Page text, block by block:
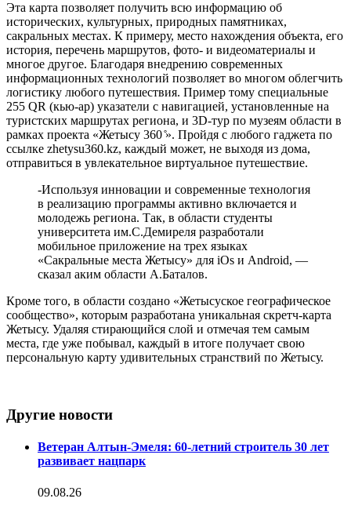
Эта карта позволяет получить всю информацию об
исторических, культурных, природных памятниках,
сакральных местах. К примеру, место нахождения объекта, его
история, перечень маршрутов, фото- и видеоматериалы и
многое другое. Благодаря внедрению современных
информационных технологий позволяет во многом облегчить
логистику любого путешествия. Пример тому специальные
255 QR (кью-ар) указатели с навигацией, установленные на
туристских маршрутах региона, и 3D-тур по музеям области в
рамках проекта «Жетысу 360 ̊». Пройдя с любого гаджета по
ссылке zhetysu360.kz, каждый может, не выходя из дома,
отправиться в увлекательное виртуальное путешествие.
-Используя инновации и современные технология
в реализацию программы активно включается и
молодежь региона. Так, в области студенты
университета им.С.Демиреля разработали
мобильное приложение на трех языках
«Сакральные места Жетысу» для iOs и Android, —
сказал аким области А.Баталов.
Кроме того, в области создано «Жетысуское географическое
сообщество», которым разработана уникальная скретч-карта
Жетысу. Удаляя стирающийся слой и отмечая тем самым
места, где уже побывал, каждый в итоге получает свою
персональную карту удивительных странствий по Жетысу.
Другие новости
Ветеран Алтын-Эмеля: 60-летний строитель 30 лет
развивает нацпарк
09.08.26